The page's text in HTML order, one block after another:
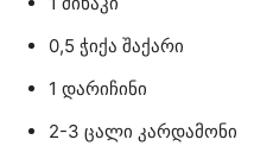
0,5 ჭიქა შაქარი
1 დარიჩინი
2-3 ცალი კარდამონი